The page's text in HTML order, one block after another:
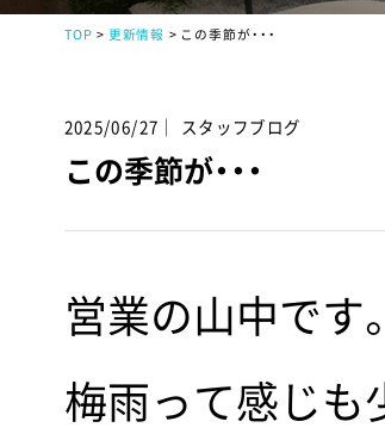
TOP 更新情報 この季節が・・・
2025/06/27｜ スタッフブログ
この季節が・・・
営業の山中です。
梅雨って感じも